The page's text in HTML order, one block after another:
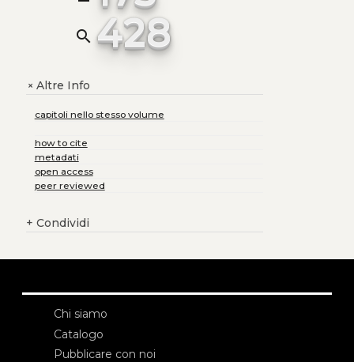
search 428
+Altre Info
capitoli nello stesso volume
how to cite
metadati
open access
peer reviewed
+ Condividi
Chi siamo
Catalogo
Pubblicare con noi